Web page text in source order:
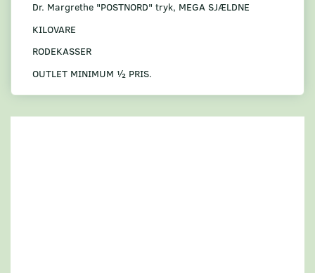
Dr. Margrethe "POSTNORD" tryk, MEGA SJÆLDNE
KILOVARE
RODEKASSER
OUTLET MINIMUM ½ PRIS.